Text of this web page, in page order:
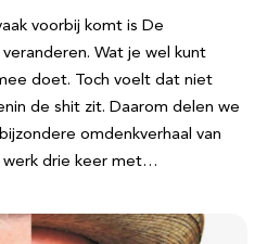
voorbij komt is De
Wat je wel kunt
doet. Toch voelt dat niet
de shit zit. Daarom delen we
omdenkverhaal van
werk drie keer met…